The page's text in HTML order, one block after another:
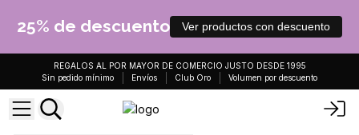
25% de descuento Ver productos con descuento
REGALOS AL POR MAYOR DE COMERCIO JUSTO DESDE 1995
Sin pedido mínimo
Envíos Club Oro Volumen por descuento